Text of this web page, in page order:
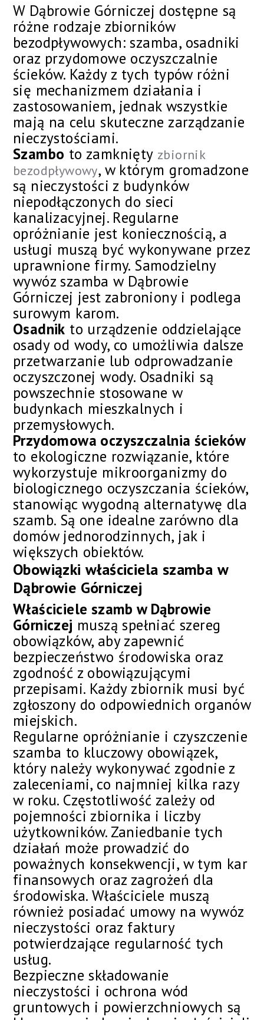
W Dąbrowie Górniczej dostępne są
różne rodzaje zbiorników
bezodpływowych: szamba, osadniki
oraz przydomowe oczyszczalnie
ścieków. Każdy z tych typów różni
się mechanizmem działania i
zastosowaniem, jednak wszystkie
mają na celu skuteczne zarządzanie
nieczystościami.
Szambo to zamknięty zbiornik
bezodpływowy, w którym gromadzone
są nieczystości z budynków
niepodłączonych do sieci
kanalizacyjnej. Regularne
opróżnianie jest koniecznością, a
usługi muszą być wykonywane przez
uprawnione firmy. Samodzielny
wywóz szamba w Dąbrowie
Górniczej jest zabroniony i podlega
surowym karom.
Osadnik to urządzenie oddzielające
osady od wody, co umożliwia dalsze
przetwarzanie lub odprowadzanie
oczyszczonej wody. Osadniki są
powszechnie stosowane w
budynkach mieszkalnych i
przemysłowych.
Przydomowa oczyszczalnia ścieków
to ekologiczne rozwiązanie, które
wykorzystuje mikroorganizmy do
biologicznego oczyszczania ścieków,
stanowiąc wygodną alternatywę dla
szamb. Są one idealne zarówno dla
domów jednorodzinnych, jak i
większych obiektów.
Obowiązki właściciela szamba w
Dąbrowie Górniczej
Właściciele szamb w Dąbrowie
Górniczej muszą spełniać szereg
obowiązków, aby zapewnić
bezpieczeństwo środowiska oraz
zgodność z obowiązującymi
przepisami. Każdy zbiornik musi być
zgłoszony do odpowiednich organów
miejskich.
Regularne opróżnianie i czyszczenie
szamba to kluczowy obowiązek,
który należy wykonywać zgodnie z
zaleceniami, co najmniej kilka razy
w roku. Częstotliwość zależy od
pojemności zbiornika i liczby
użytkowników. Zaniedbanie tych
działań może prowadzić do
poważnych konsekwencji, w tym kar
finansowych oraz zagrożeń dla
środowiska. Właściciele muszą
również posiadać umowy na wywóz
nieczystości oraz faktury
potwierdzające regularność tych
usług.
Bezpieczne składowanie
nieczystości i ochrona wód
gruntowych i powierzchniowych są